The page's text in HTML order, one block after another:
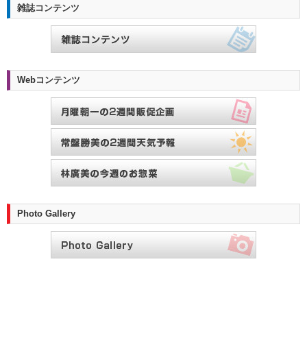
雑誌コンテンツ
Webコンテンツ
Photo Gallery